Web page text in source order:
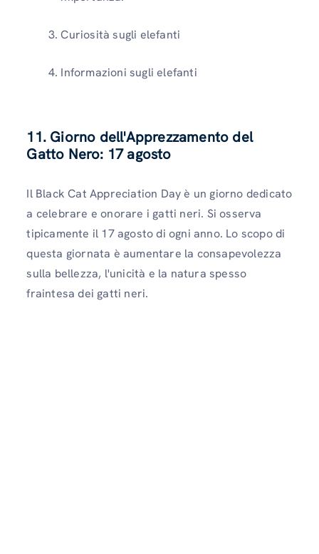
Curiosità sugli elefanti
Informazioni sugli elefanti
11. Giorno dell'Apprezzamento del
Gatto Nero: 17 agosto
Il Black Cat Appreciation Day è un giorno dedicato
a celebrare e onorare i gatti neri. Si osserva
tipicamente il 17 agosto di ogni anno. Lo scopo di
questa giornata è aumentare la consapevolezza
sulla bellezza, l'unicità e la natura spesso
fraintesa dei gatti neri.